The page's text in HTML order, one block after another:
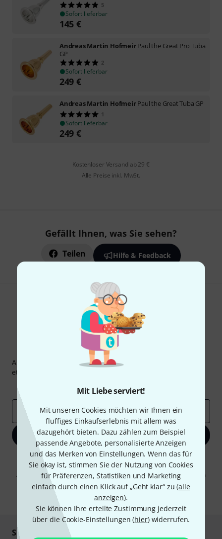
Mit Liebe serviert!
Mit unseren Cookies möchten wir Ihnen ein
fluffiges Einkaufserlebnis mit allem was
dazugehört bieten. Dazu zählen zum Beispiel
passende Angebote, personalisierte Anzeigen
und das Merken von Einstellungen. Wenn das für
Sie okay ist, stimmen Sie der Nutzung von Cookies
für Präferenzen, Statistiken und Marketing
einfach durch einen Klick auf „Geht klar“ zu (alle
anzeigen).
Sie können Ihre erteilte Zustimmung jederzeit
über die Cookie-Einstellungen (hier) widerrufen.
5
Sofort lieferbar
145 €
Andreas Martin HofmeirPaul the Great Pro Tuba
GP
2
Sofort lieferbar
249 €
Andreas Martin HofmeirPaul the Great Tuba GP
1
Sofort lieferbar
249 €
Kostenloser Versand ab 29 €
Alle Preise inkl. MwSt.
Gefällt Ihnen, was Sie sehen?
Teilen Hilfe & Feedback
Thomann Newsletter
Abonniere den Thomann Newsletter und gewinne mit
etwas Glück einen von
Inspirierende Beiträge
Deals
E-Mail-Adresse*
Jetzt anmelden
Mit Klick auf „Jetzt anmelden“ stimmen Sie dem Erhalt von E-Mail-
Werbung und einer Messung des E-Mail-Nutzungsverhaltens zu. Die
Abmeldung ist jederzeit möglich. Weitere Informationen finden Sie in
unseren
Datenschutzhinweisen .
* Pflichtfeld
Sicher einkaufen & bezahlen